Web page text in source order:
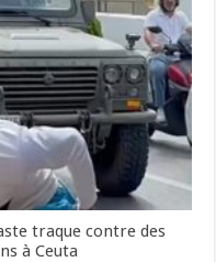
traque contre des
à Ceuta